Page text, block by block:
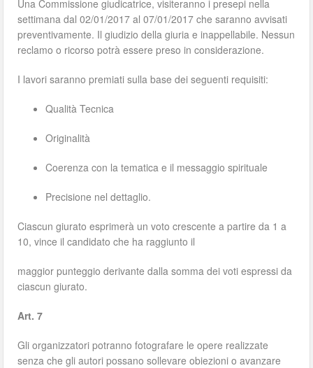
Una Commissione giudicatrice, visiteranno i presepi nella
settimana dal 02/01/2017 al 07/01/2017 che saranno avvisati
preventivamente. Il giudizio della giuria e inappellabile. Nessun
reclamo o ricorso potrà essere preso in considerazione.
I lavori saranno premiati sulla base dei seguenti requisiti:
Qualità Tecnica
Originalità
Coerenza con la tematica e il messaggio spirituale
Precisione nel dettaglio.
Ciascun giurato esprimerà un voto crescente a partire da 1 a
10, vince il candidato che ha raggiunto il
maggior punteggio derivante dalla somma dei voti espressi da
ciascun giurato.
Art. 7
Gli organizzatori potranno fotografare le opere realizzate
senza che gli autori possano sollevare obiezioni o avanzare